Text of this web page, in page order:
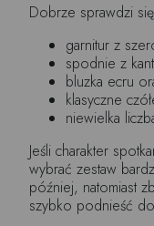
Dobrze sprawdzi
garnitur z
spodnie z
bluzka ecru
klasyczne
niewielka
Jeśli charakter
wybrać zestaw
później, natomiast
szybko podnieść